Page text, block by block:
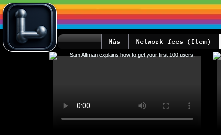
Network fees (Item)
Más